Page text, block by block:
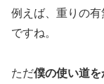
例えば、重りの
ですね。
ただ僕の使い道